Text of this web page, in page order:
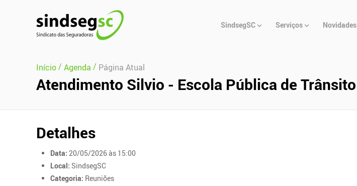
Principal
SindsegSC Serviços Novidades
Início/ Agenda / Página Atual
Atendimento Silvio - Escola Pública de Trânsito
Detalhes
Data: 20/05/2026 às 15:00
Local: SindsegSC
Categoria: Reuniões